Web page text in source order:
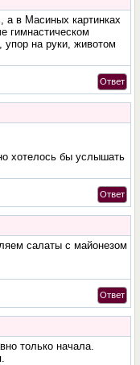
а в Масиных картинках
гимнастическом
упор на руки, животом
Ответ
хотелось бы услышать
Ответ
салаты с майонезом
Ответ
только начала.